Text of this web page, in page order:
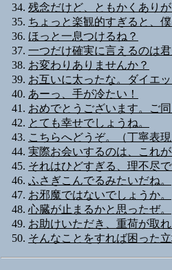
残念だけど、ともかくありが
ちょっと楽観的すぎると、
ほっと一息つけるね？
一つだけ確実に言えるのは
お変わりありませんか？
お互いに太ったな。ダイエッ
あーっ、手が冷たい！
おめでとうございます。ご同
とても幸せでしょうね。
こちらへどうぞ。（丁寧表現
実際お会いするのは、これが
それはひどすぎる、理不尽で
ふさぎこんでるみたいだね。
お邪魔ではないでしょうか。
心臓が止まるかと思ったぜ。
お助けいただき、重荷が取れ
そんなことをすれば困った